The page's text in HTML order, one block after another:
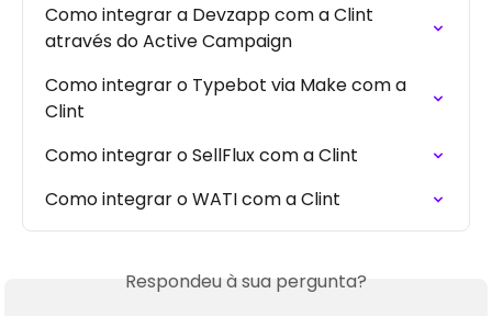
Como integrar a Devzapp com a Clint
através do Active Campaign
Como integrar o Typebot via Make com a
Clint
Como integrar o SellFlux com a Clint
Como integrar o WATI com a Clint
Respondeu à sua pergunta?